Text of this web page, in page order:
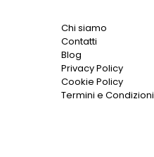
Chi siamo
Contatti
Blog
Privacy Policy
Cookie Policy
Termini e Condizioni